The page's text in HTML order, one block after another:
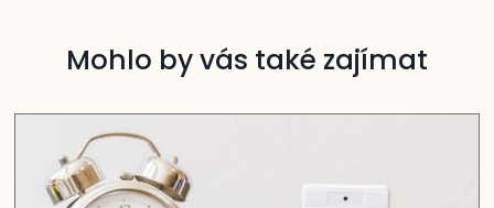
Mohlo by vás také zajímat